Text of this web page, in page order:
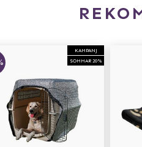
KAMPANJ
SOMMAR 20%